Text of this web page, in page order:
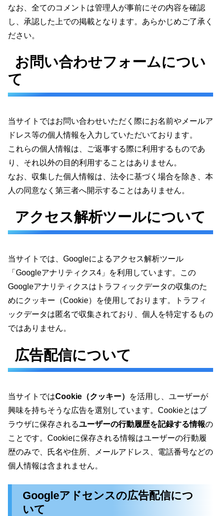
なお、全てのコメントは管理人が事前にその内容を確認
し、承認した上での掲載となります。あらかじめご了承く
ださい。
お問い合わせフォームについ
て
当サイトではお問い合わせいただく際にお名前やメールア
ドレス等の個人情報を入力していただいております。
これらの個人情報は、ご返事する際に利用するものであ
り、それ以外の目的利用することはありません。
なお、収集した個人情報は、法令に基づく場合を除き、本
人の同意なく第三者へ開示することはありません。
アクセス解析ツールについて
当サイトでは、Googleによるアクセス解析ツール
「Googleアナリティクス4」を利用しています。この
Googleアナリティクスはトラフィックデータの収集のた
めにクッキー（Cookie）を使用しております。トラフィ
ックデータは匿名で収集されており、個人を特定するもの
ではありません。
広告配信について
当サイトではCookie（クッキー）
を活用し、ユーザーが
興味を持ちそうな広告を選別しています。Cookieとはブ
ラウザに保存されるユーザーの行動履歴を記録する情報の
ことです。Cookieに保存される情報はユーザーの行動履
歴のみで、氏名や住所、メールアドレス、電話番号などの
個人情報は含まれません。
Googleアドセンスの広告配信につ
いて